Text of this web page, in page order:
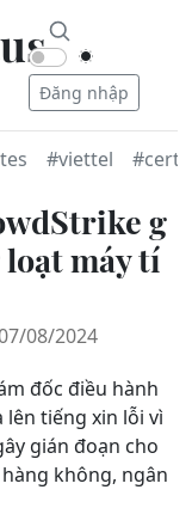
Đăng nhập
#viettel
g
máy tí
08/2024
đốc điều hành
lên tiếng xin lỗi vì
gián đoạn cho
không, ngân